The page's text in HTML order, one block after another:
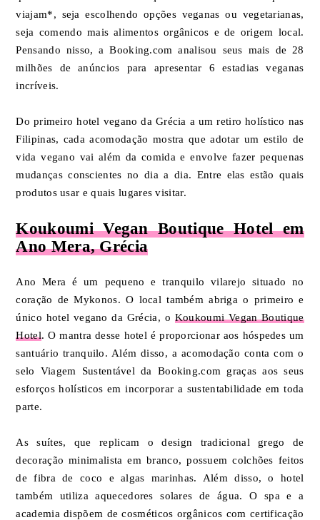
viajam*, seja escolhendo opções veganas ou vegetarianas,
seja comendo mais alimentos orgânicos e de origem local.
Pensando nisso, a Booking.com analisou seus mais de 28
milhões de anúncios para apresentar 6 estadias veganas
incríveis.
Do primeiro hotel vegano da Grécia a um retiro holístico nas
Filipinas, cada acomodação mostra que adotar um estilo de
vida vegano vai além da comida e envolve fazer pequenas
mudanças conscientes no dia a dia. Entre elas estão quais
produtos usar e quais lugares visitar.
Koukoumi Vegan Boutique Hotel em
Ano Mera, Grécia
Ano Mera é um pequeno e tranquilo vilarejo situado no
coração de Mykonos. O local também abriga o primeiro e
único hotel vegano da Grécia, o Koukoumi Vegan Boutique
Hotel. O mantra desse hotel é proporcionar aos hóspedes um
santuário tranquilo. Além disso, a acomodação conta com o
selo Viagem Sustentável da Booking.com graças aos seus
esforços holísticos em incorporar a sustentabilidade em toda
parte.
As suítes, que replicam o design tradicional grego de
decoração minimalista em branco, possuem colchões feitos
de fibra de coco e algas marinhas. Além disso, o hotel
também utiliza aquecedores solares de água. O spa e a
academia dispõem de cosméticos orgânicos com certificação